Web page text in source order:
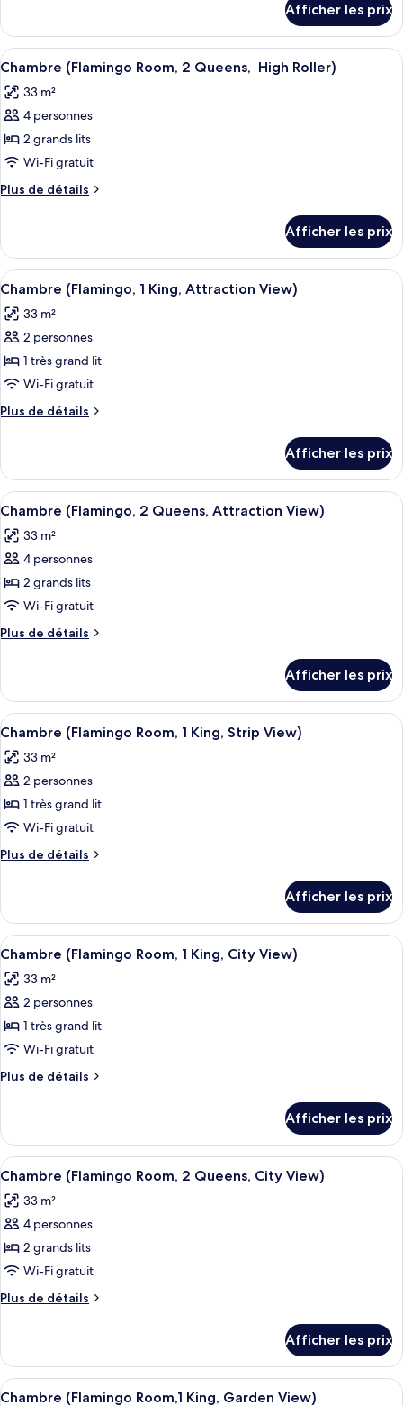
Chambre
(Flamingo,
2
Queens,
Habitat
Tower)
Chambre
(Flamingo,
2
Habitat
Tower)
Afficher les prix
Afficher
toutes
les
photos
pour
ce
type
de
Chambre
(Flamingo
Room,
2
Queens,
High
Roller)
Une chambre d’hôtel avec deux
4
Chambre (Flamingo Room, 2 Queens, High Roller)
33 m²
4 personnes
2 grands lits
Wi-Fi gratuit
Plus de détails
Plus
Chambre
(Flamingo
Room,
Queens,
High
Afficher les prix
Afficher
toutes
les
photos
pour
ce
type
de
Chambre
(Flamingo,
1
King,
Attraction
View)
Une chambre d’hôtel avec un grand
4
Chambre (Flamingo, 1 King, Attraction View)
33 m²
2 personnes
1 très grand lit
Wi-Fi gratuit
Plus de détails
Plus
Chambre
(Flamingo,
1
Attraction
View)
Afficher les prix
Afficher
toutes
les
photos
pour
ce
type
de
Chambre
(Flamingo,
2
Queens,
Attraction
View)
Une chambre d’hôtel avec deux lits,
4
Chambre (Flamingo, 2 Queens, Attraction View)
33 m²
4 personnes
2 grands lits
Wi-Fi gratuit
Plus de détails
Plus
Chambre
(Flamingo,
2
Attraction
View)
Afficher les prix
Afficher
toutes
les
photos
pour
ce
type
de
Chambre
(Flamingo
Room,
1
King,
Strip
View)
Une chambre d’hôtel avec un grand
4
Chambre (Flamingo Room, 1 King, Strip View)
33 m²
2 personnes
1 très grand lit
Wi-Fi gratuit
Plus de détails
Plus
Chambre
(Flamingo
Room,
King,
Strip
Afficher les prix
Afficher
toutes
les
photos
pour
ce
type
de
Chambre
(Flamingo
Room,
1
King,
City
View)
Une chambre d’hôtel avec un grand
4
Chambre (Flamingo Room, 1 King, City View)
33 m²
2 personnes
1 très grand lit
Wi-Fi gratuit
Plus de détails
Plus
Chambre
(Flamingo
Room,
King,
City
Afficher les prix
Afficher
toutes
les
photos
pour
ce
type
de
Chambre
(Flamingo
Room,
Une chambre d’hôtel avec deux lits,
6
Chambre (Flamingo Room, 2 Queens, City View)
33 m²
4 personnes
2 grands lits
Wi-Fi gratuit
Plus de détails
Plus
Chambre
(Flamingo
Room,
Afficher les prix
Afficher
Une chambre d’hôtel avec un grand
4
Chambre (Flamingo Room,1 King, Garden View)